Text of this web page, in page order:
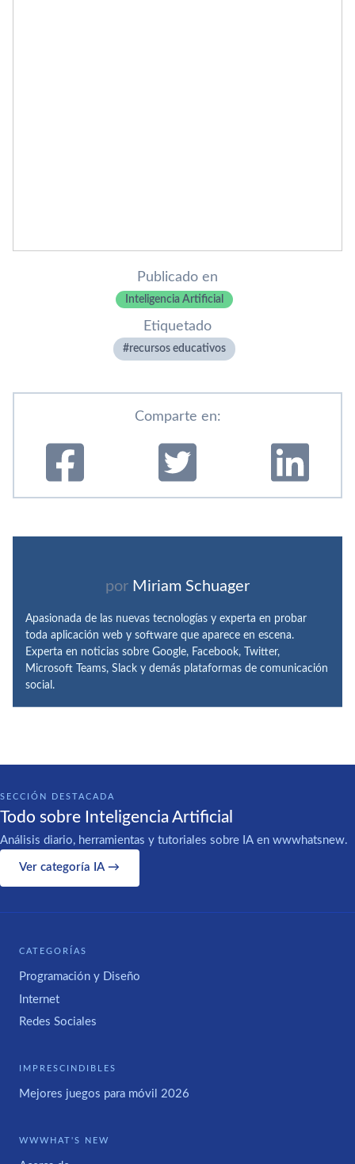
Publicado en
Inteligencia Artificial
Etiquetado
recursos educativos
Comparte en:
por Miriam Schuager
Apasionada de las nuevas tecnologías y experta en probar
toda aplicación web y software que aparece en escena.
Experta en noticias sobre Google, Facebook, Twitter,
Microsoft Teams, Slack y demás plataformas de comunicación
social.
SECCIÓN DESTACADA
Todo sobre Inteligencia Artificial
Análisis diario, herramientas y tutoriales sobre IA en wwwhatsnew.
Ver categoría IA →
CATEGORÍAS
Programación y Diseño
Internet
Redes Sociales
IMPRESCINDIBLES
Mejores juegos para móvil 2026
WWWHAT'S NEW